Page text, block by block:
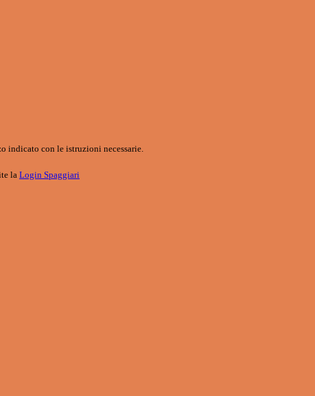
indicato con le istruzioni necessarie.
la Login Spaggiari